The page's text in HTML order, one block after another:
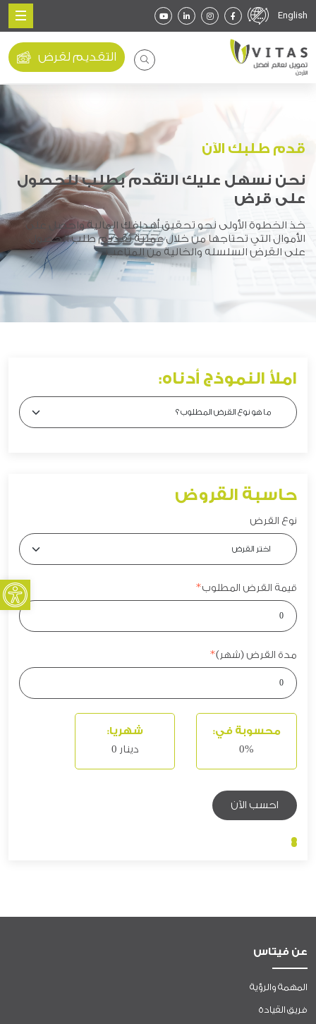
English
التقديم لقرض
قدم طلبك الآن
نحن نسهل عليك التقدم بطلب للحصول
على قرض
خذ الخطوة الأولى نحو تحقيق أهدافك المالية واحصل على
الأموال التي تحتاجها من خلال عملية تقديم طلب الحصول
على القرض السلسله والخالية من المتاعب
املأ النموذج أدناه:
حاسبة القروض
نوع القرض
قيمة القرض المطلوب
مدة القرض (شهر)
محسوبة في:
0%
شهريا:
دينار 0
احسب الآن
عن فيتاس
المهمة والرؤية
فريق القيادة